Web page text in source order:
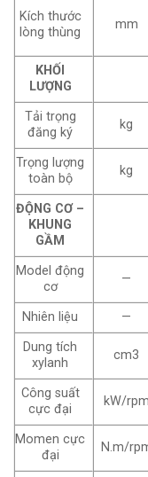
Kích thước
lòng thùng
mm
KHỐI
LƯỢNG
Tải trọng
đăng ký
kg
Trọng lượng
toàn bộ
kg
ĐỘNG CƠ –
KHUNG
GẦM
Model động
cơ
—
Nhiên liệu —
Dung tích
xylanh
cm3
Công suất
cực đại
kW/rpm
Momen cực
đại
N.m/